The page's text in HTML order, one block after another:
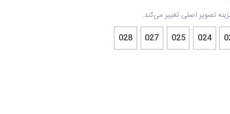
تصویر اصلی تغییر می‌کند.
024
025
027
028